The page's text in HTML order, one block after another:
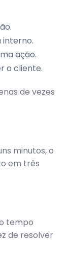
interno.
ação.
o cliente.
de vezes
minutos, o
em três
tempo
de resolver